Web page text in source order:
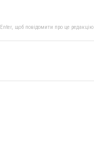
щоб повідомити про це редакцію